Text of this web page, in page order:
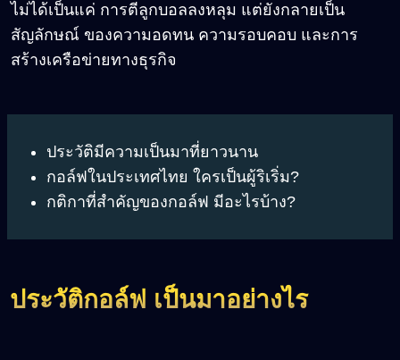
ไม่ได้เป็นแค่ การตีลูกบอลลงหลุม แต่ยังกลายเป็น
สัญลักษณ์ ของความอดทน ความรอบคอบ และการ
สร้างเครือข่ายทางธุรกิจ
ประวัติมีความเป็นมาที่ยาวนาน
กอล์ฟในประเทศไทย ใครเป็นผู้ริเริ่ม?
กติกาที่สำคัญของกอล์ฟ มีอะไรบ้าง?
ประวัติกอล์ฟ เป็นมาอย่างไร